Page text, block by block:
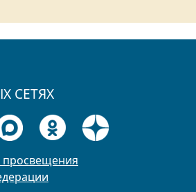
СЕТЯХ
просвещения